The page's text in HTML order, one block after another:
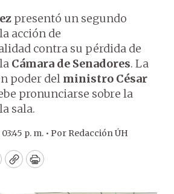
presentó un segundo
acción de
contra su pérdida de
Cámara de Senadores. La
poder del ministro César
pronunciarse sobre la
sala.
p. m. • Por Redacción ÚH
CopyPrint